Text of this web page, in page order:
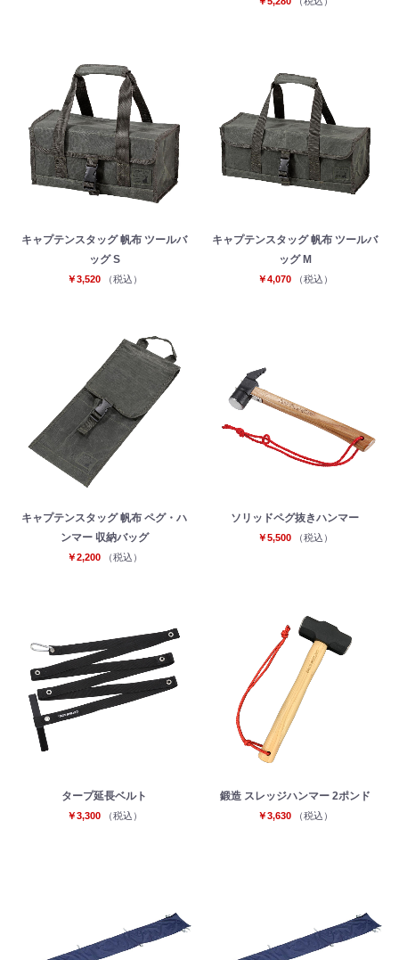
キャプテンスタッグ 帆布 ツールバ
ッグ S
￥3,520 （税込）
キャプテンスタッグ 帆布 ツールバ
ッグ M
￥4,070 （税込）
キャプテンスタッグ 帆布 ペグ・ハ
ンマー 収納バッグ
￥2,200 （税込）
ソリッドペグ抜きハンマー
￥5,500 （税込）
タープ延長ベルト
￥3,300 （税込）
鍛造 スレッジハンマー 2ポンド
￥3,630 （税込）